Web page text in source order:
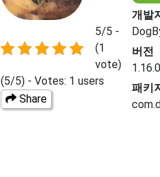
5/5 -
(1
vote)
(5/5) - Votes: 1 users
Share
개발
버전
1.16.0
패키